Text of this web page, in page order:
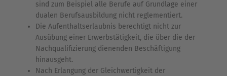
sind zum Beispiel alle Berufe auf Grundlage einer
dualen Berufsausbildung nicht reglementiert.
Die Aufenthaltserlaubnis berechtigt nicht zur
Ausübung einer Erwerbstätigkeit, die über die der
Nachqualifizierung dienenden Beschäftigung
hinausgeht.
Nach Erlangung der Gleichwertigkeit der